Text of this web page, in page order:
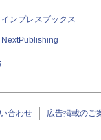
インプレスブックス
NextPublishing
合わせ 広告掲載のご